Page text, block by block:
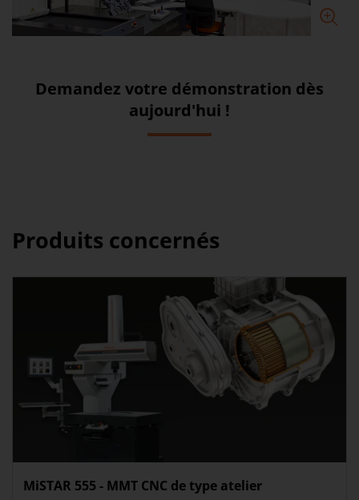
Demandez votre démonstration dès
aujourd'hui !
Produits concernés
MiSTAR 555 - MMT CNC de type atelier